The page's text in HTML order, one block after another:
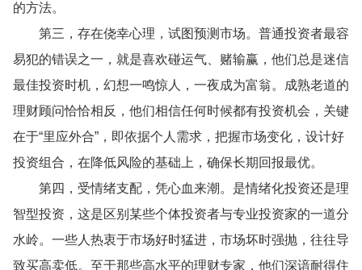
的方法。
第三，存在侥幸心理，试图预测市场。普通投资者最容
易犯的错误之一，就是喜欢碰运气、赌输赢，他们总是迷信
最佳投资时机，幻想一鸣惊人，一夜成为富翁。成熟老道的
理财顾问恰恰相反，他们相信任何时候都有投资机会，关键
在于“里应外合”，即依据个人需求，把握市场变化，设计好
投资组合，在降低风险的基础上，确保长期回报最优。
第四，受情绪支配，凭心血来潮。是情绪化投资还是理
智型投资，这是区别某些个体投资者与专业投资家的一道分
水岭。一些人热衷于市场好时猛进，市场坏时强抛，往往导
致买高卖低。至于那些高水平的理财专家，他们深谙耐得住